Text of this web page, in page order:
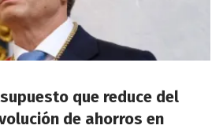
que reduce del
de ahorros en